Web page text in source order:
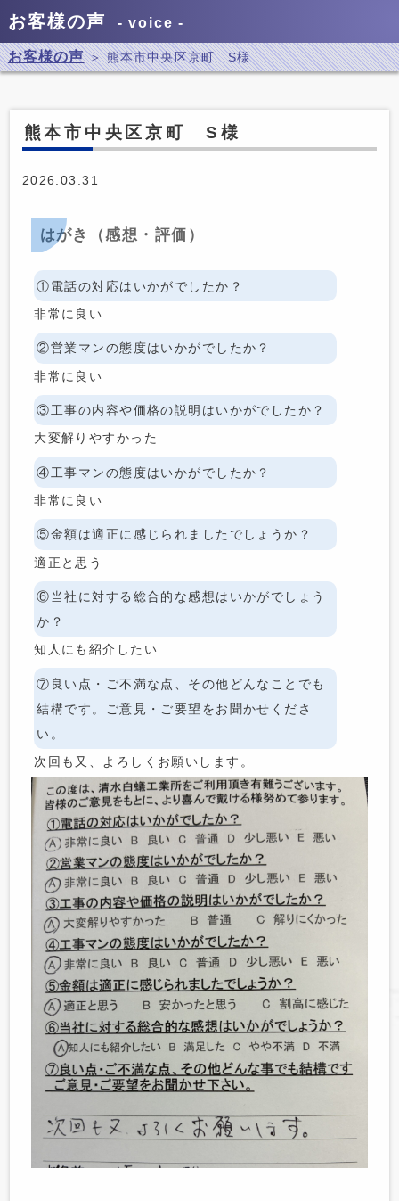
お客様の声 voice
お客様の声＞ 熊本市中央区京町 S様
熊本市中央区京町 S様
2026.03.31
はがき（感想・評価）
①電話の対応はいかがでしたか？
非常に良い
②営業マンの態度はいかがでしたか？
非常に良い
③工事の内容や価格の説明はいかがでしたか？
大変解りやすかった
④工事マンの態度はいかがでしたか？
非常に良い
⑤金額は適正に感じられましたでしょうか？
適正と思う
⑥当社に対する総合的な感想はいかがでしょう
か？
知人にも紹介したい
⑦良い点・ご不満な点、その他どんなことでも
結構です。ご意見・ご要望をお聞かせくださ
い。
次回も又、よろしくお願いします。